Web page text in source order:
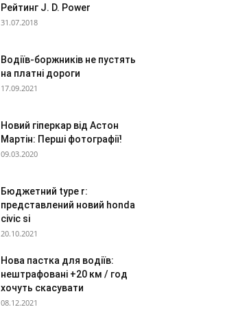
Рейтинг J. D. Power
31.07.2018
Водіїв-боржників не пустять
на платні дороги
17.09.2021
Новий гіперкар від Астон
Мартін: Перші фотографії!
09.03.2020
Бюджетний type r:
представлений новий honda
civic si
20.10.2021
Нова пастка для водіїв:
нештрафовані +20 км / год
хочуть скасувати
08.12.2021